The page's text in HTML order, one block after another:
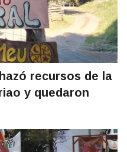
recursos de la
y quedaron